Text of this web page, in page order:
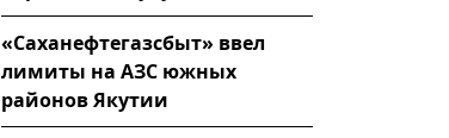
«Саханефтегазсбыт» ввел
лимиты на АЗС южных
районов Якутии